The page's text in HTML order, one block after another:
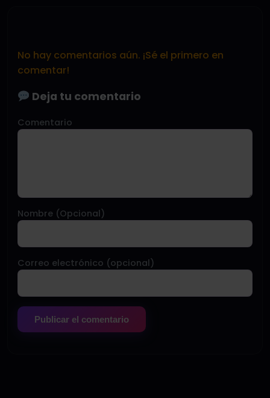
No hay comentarios aún. ¡Sé el primero en
comentar!
Deja tu comentario
Comentario
Nombre (Opcional)
Correo electrónico (opcional)